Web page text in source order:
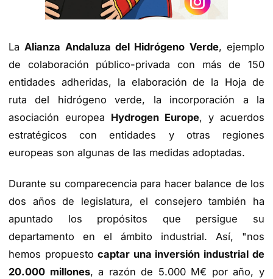
LaAlianza Andaluza del Hidrógeno Verde, ejemplo
de colaboración público-privada con más de 150
entidades adheridas, la elaboración de la Hoja de
ruta del hidrógeno verde, la incorporación a la
asociación europea Hydrogen Europe, y acuerdos
estratégicos con entidades y otras regiones
europeas son algunas de las medidas adoptadas.
Durante su comparecencia para hacer balance de los
dos años de legislatura, el consejero también ha
apuntado los propósitos que persigue su
departamento en el ámbito industrial. Así, "nos
hemos propuesto captar una inversión industrial de
20.000 millones, a razón de 5.000 M€ por año, y